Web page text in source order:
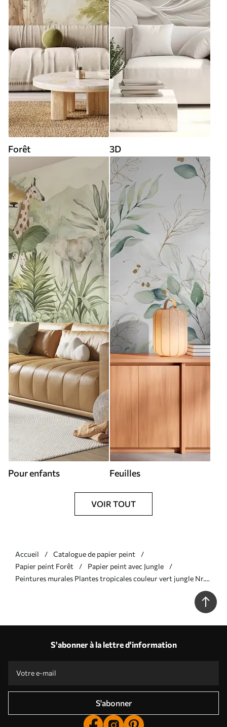
Forêt 3D
Pour enfants Feuilles
VOIR TOUT
Accueil
Catalogue de papier peint
Papier peint Forêt
Papier peint avec Jungle
Peintures murales Plantes tropicales couleur vert jungle Nr.
S'abonner à la lettre d'information
S'abonner